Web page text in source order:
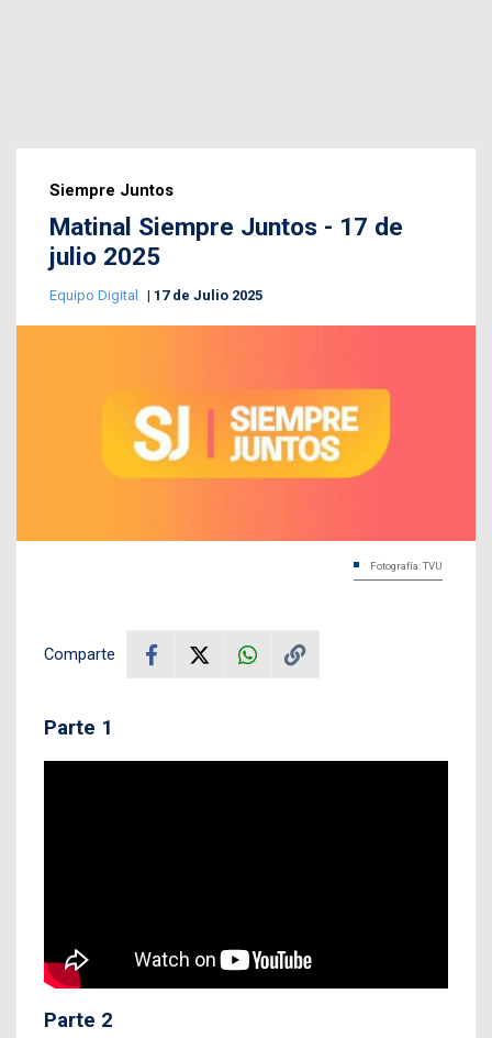
Siempre Juntos
Matinal Siempre Juntos - 17 de
julio 2025
Equipo Digital 17 de Julio 2025
Fotografía: TVU
Comparte
Parte 1
Parte 2